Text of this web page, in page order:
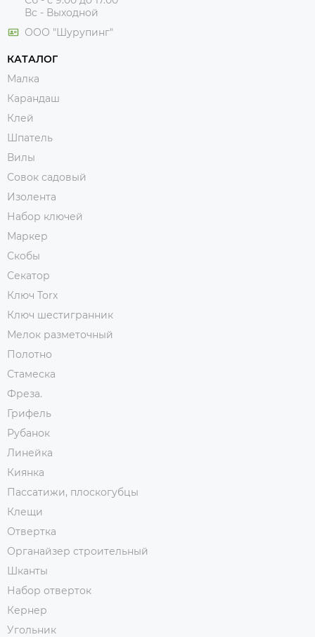
Вс - Выходной
ООО "Шурупинг"
КАТАЛОГ
Малка
Карандаш
Клей
Шпатель
Вилы
Совок садовый
Изолента
Набор ключей
Маркер
Скобы
Секатор
Ключ Torx
Ключ шестигранник
Мелок разметочный
Полотно
Стамеска
Фреза.
Грифель
Рубанок
Линейка
Киянка
Пассатижи, плоскогубцы
Клещи
Отвертка
Органайзер строительный
Шканты
Набор отверток
Кернер
Угольник